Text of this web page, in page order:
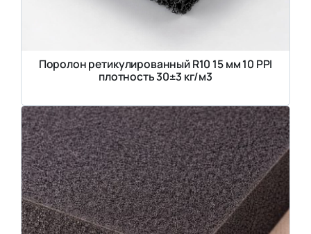
Поролон ретикулированный R10 15 мм 10 PPI
плотность 30±3 кг/м3